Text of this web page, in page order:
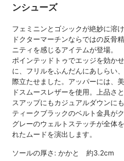
ンシューズ
フェミニンとゴシックが絶妙に溶
ドクターマーチンならではの反骨
ニティを感じるアイテムが登場。
ポインテッドトゥでエッジを効か
に、フリルをふんだんにあしらい
際立たせました。アッパーには、
ドスムースレザーを使用。上品さ
スアップにもカジュアルダウンに
ティークブラックのベルト金具が
グレーのウェルトステッチが全体
れたムードを演出します。
ソールの厚さ: かかと 約3.2cm